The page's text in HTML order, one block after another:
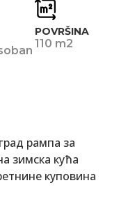
POVRŠINA
110 m2
рампа за
зимска кућа
куповина